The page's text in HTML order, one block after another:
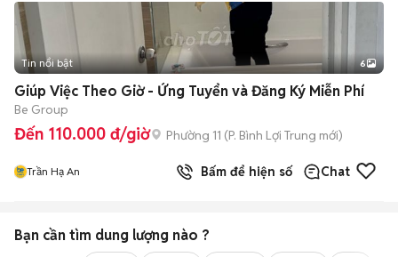
+2
Tin nổi bật 6
Giúp Việc Theo Giờ - Ứng Tuyển và Đăng Ký Miễn Phí
Be Group
Đến 110.000 đ/giờ Phường 11 (P. Bình Lợi Trung mới)
Trần Hạ An Bấm để hiện số Chat
Bạn cần tìm dung lượng nào ?